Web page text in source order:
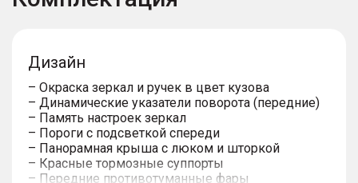
Дизайн
– Окраска зеркал и ручек в цвет кузова
– Динамические указатели поворота (передние)
– Память настроек зеркал
– Пороги с подсветкой спереди
– Панорамная крыша с люком и шторкой
– Красные тормозные суппорты
– Передние противотуманные фары